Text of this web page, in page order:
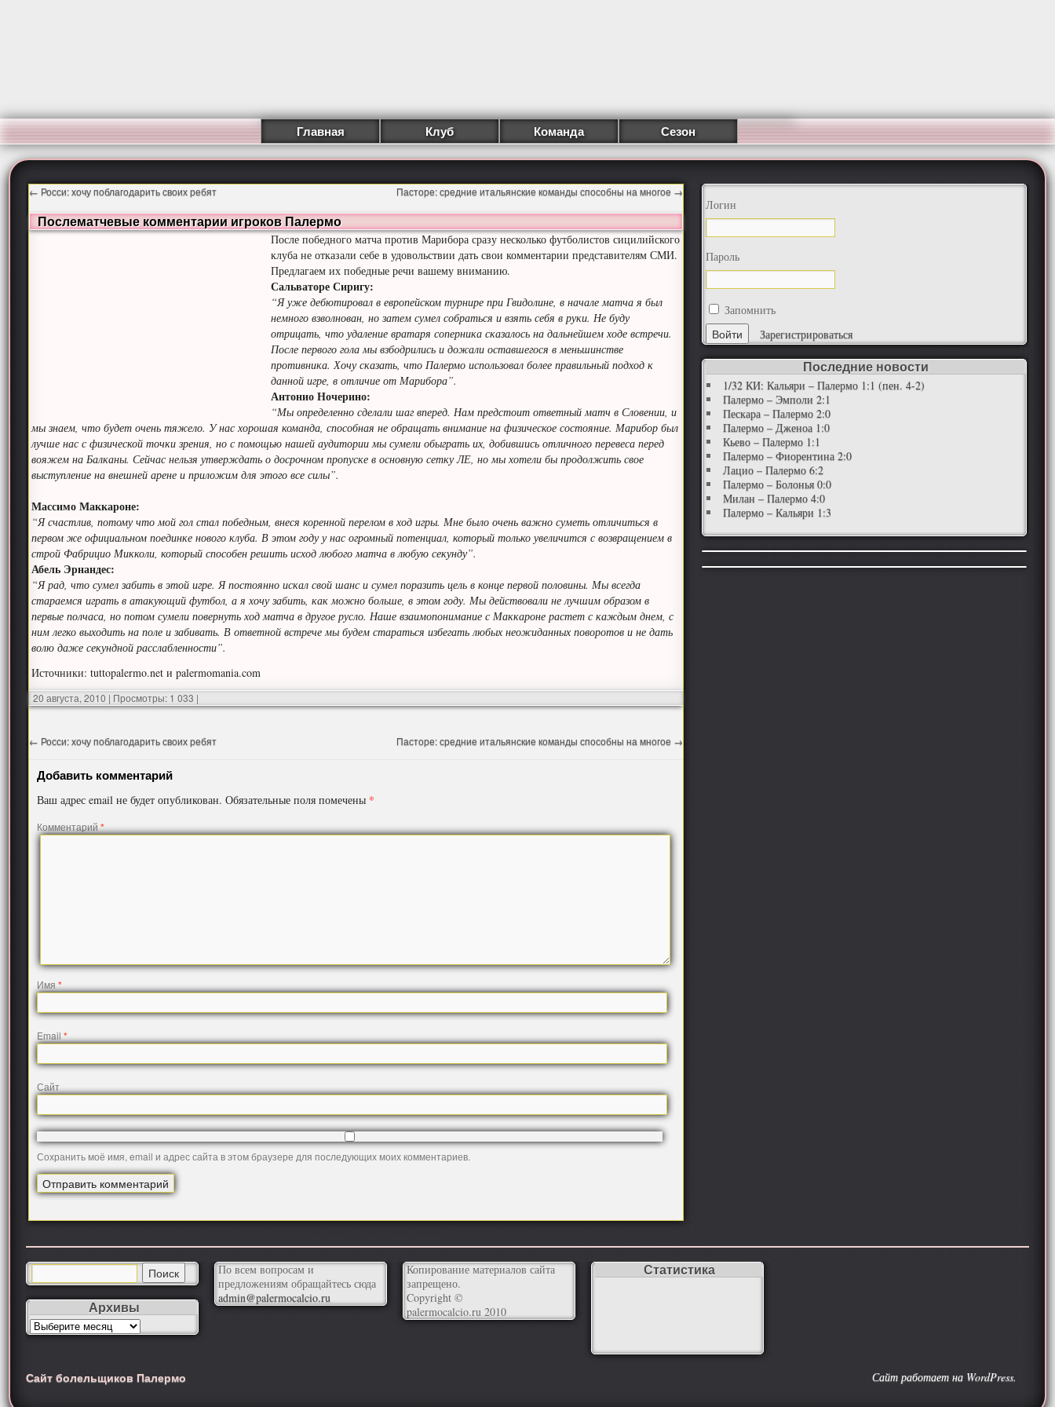
Главная Клуб Команда Сезон
← Росси: хочу поблагодарить своих ребят Пасторе: средние итальянские команды способны на многое →
Послематчевые комментарии игроков Палермо
После победного матча против Марибора сразу несколько футболистов сицилийского
клуба не отказали себе в удовольствии дать свои комментарии представителям СМИ.
Предлагаем их победные речи вашему вниманию.
Сальваторе Сиригу:
“Я уже дебютировал в европейском турнире при Гвидолине, в начале матча я был
немного взволнован, но затем сумел собраться и взять себя в руки. Не буду
отрицать, что удаление вратаря соперника сказалось на дальнейшем ходе встречи.
После первого гола мы взбодрились и дожали оставшегося в меньшинстве
противника. Хочу сказать, что Палермо использовал более правильный подход к
данной игре, в отличие от Марибора”.
Антонио Ночерино:
“Мы определенно сделали шаг вперед. Нам предстоит ответный матч в Словении, и
мы знаем, что будет очень тяжело. У нас хорошая команда, способная не обращать внимание на физическое состояние. Марибор был
лучше нас с физической точки зрения, но с помощью нашей аудитории мы сумели обыграть их, добившись отличного перевеса перед
вояжем на Балканы. Сейчас нельзя утверждать о досрочном пропуске в основную сетку ЛЕ, но мы хотели бы продолжить свое
выступление на внешней арене и приложим для этого все силы”.
Массимо Маккароне:
“Я счастлив, потому что мой гол стал победным, внеся коренной перелом в ход игры. Мне было очень важно суметь отличиться в
первом же официальном поединке нового клуба. В этом году у нас огромный потенциал, который только увеличится с возвращением в
строй Фабрицио Микколи, который способен решить исход любого матча в любую секунду”.
Абель Эрнандес:
“Я рад, что сумел забить в этой игре. Я постоянно искал свой шанс и сумел поразить цель в конце первой половины. Мы всегда
стараемся играть в атакующий футбол, а я хочу забить, как можно больше, в этом году. Мы действовали не лучшим образом в
первые полчаса, но потом сумели повернуть ход матча в другое русло. Наше взаимопонимание с Маккароне растет с каждым днем, с
ним легко выходить на поле и забивать. В ответной встрече мы будем стараться избегать любых неожиданных поворотов и не дать
волю даже секундной расслабленности”.
Источники: tuttopalermo.net и palermomania.com
20 августа, 2010 | Просмотры: 1 033 |
← Росси: хочу поблагодарить своих ребят Пасторе: средние итальянские команды способны на многое →
Добавить комментарий
Ваш адрес email не будет опубликован. Обязательные поля помечены *
Комментарий*
Имя*
Email*
Сайт
Сохранить моё имя, email и адрес сайта в этом браузере для последующих моих комментариев.
Логин
Пароль
Запомнить
Зарегистрироваться
Последние новости
1/32 КИ: Кальяри – Палермо 1:1 (пен. 4-2)
Палермо – Эмполи 2:1
Пескара – Палермо 2:0
Палермо – Дженоа 1:0
Кьево – Палермо 1:1
Палермо – Фиорентина 2:0
Лацио – Палермо 6:2
Палермо – Болонья 0:0
Милан – Палермо 4:0
Палермо – Кальяри 1:3
Архивы
По всем вопросам и
предложениям обращайтесь сюда
admin@palermocalcio.ru
Копирование материалов сайта
запрещено.
Copyright ©
palermocalcio.ru 2010
Статистика
Сайт болельщиков Палермо Сайт работает на WordPress.